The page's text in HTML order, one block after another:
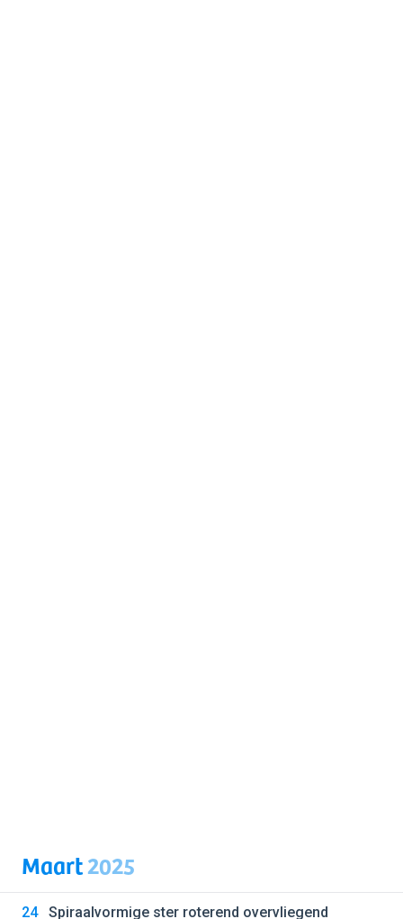
Maart2025
24 Spiraalvormige ster roterend overvliegend